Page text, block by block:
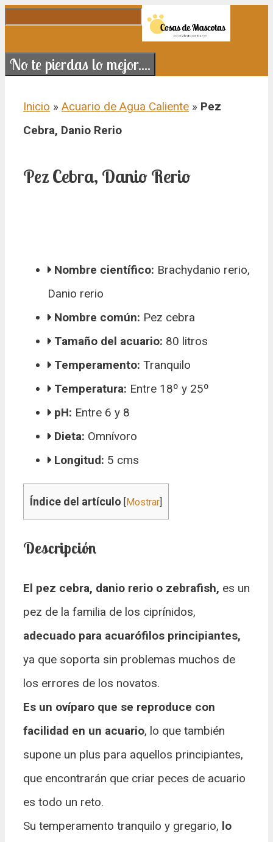
No te pierdas lo mejor....
Inicio » Acuario de Agua Caliente » Pez
Cebra, Danio Rerio
Pez Cebra, Danio Rerio
Nombre científico: Brachydanio rerio,
Danio rerio
Nombre común: Pez cebra
Tamaño del acuario: 80 litros
Temperamento: Tranquilo
Temperatura: Entre 18º y 25º
pH: Entre 6 y 8
Dieta: Omnívoro
Longitud: 5 cms
Índice del artículo [Mostrar]
Descripción
El pez cebra, danio rerio o zebrafish, es un
pez de la familia de los ciprínidos,
adecuado para acuarófilos principiantes,
ya que soporta sin problemas muchos de
los errores de los novatos.
Es un ovíparo que se reproduce con
facilidad en un acuario, lo que también
supone un plus para aquellos principiantes,
que encontrarán que criar peces de acuario
es todo un reto.
Su temperamento tranquilo y gregario, lo